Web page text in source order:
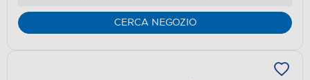
CERCA NEGOZIO